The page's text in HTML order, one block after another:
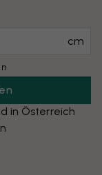
cm
in Österreich